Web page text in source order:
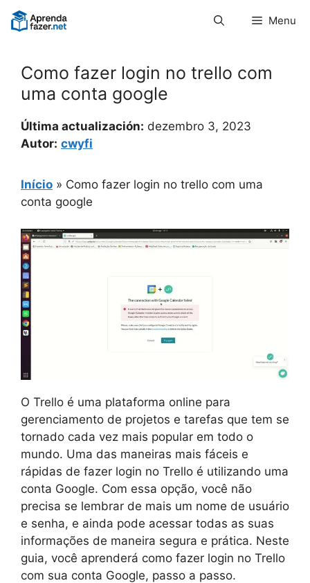
Pular
para
Menu
Como fazer login no trello com
uma conta google
Última actualización: dezembro 3, 2023
Autor: cwyfi
Início » Como fazer login no trello com uma
conta google
O Trello é uma plataforma online para
gerenciamento de projetos e tarefas que tem se
tornado cada vez mais popular em todo o
mundo. Uma das maneiras mais fáceis e
rápidas de fazer login no Trello é utilizando uma
conta Google. Com essa opção, você não
precisa se lembrar de mais um nome de usuário
e senha, e ainda pode acessar todas as suas
informações de maneira segura e prática. Neste
guia, você aprenderá como fazer login no Trello
com sua conta Google, passo a passo.